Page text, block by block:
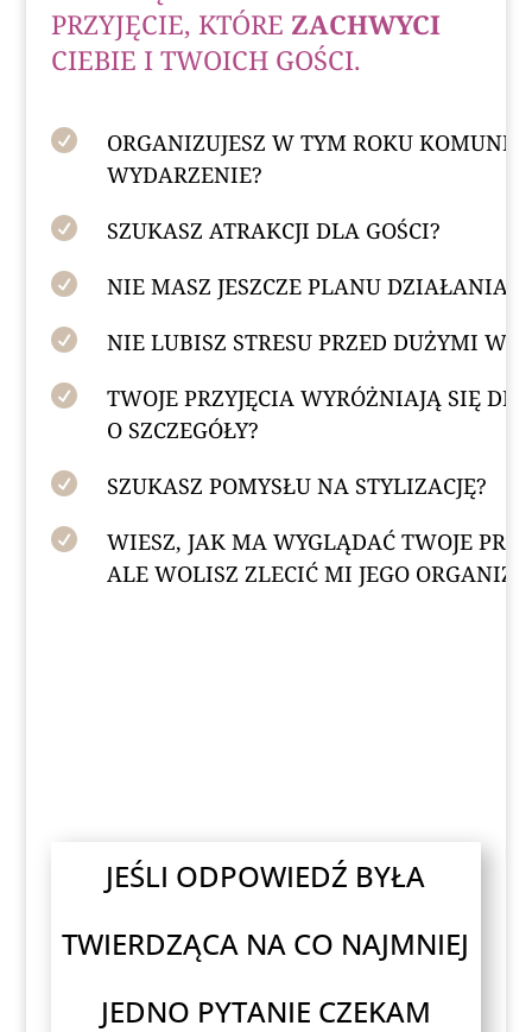
PRZYJĘCIE, KTÓRE ZACHWYCI
CIEBIE I TWOICH GOŚCI.

ORGANIZUJESZ W TYM ROKU
WYDARZENIE?
 SZUKASZ ATRAKCJI DLA GOŚCI?
 NIE MASZ JESZCZE PLANU DZIAŁANIA?
 NIE LUBISZ STRESU PRZED DUŻYMI

TWOJE PRZYJĘCIA WYRÓŻNIAJĄ SIĘ
O SZCZEGÓŁY?
 SZUKASZ POMYSŁU NA STYLIZACJĘ?

WIESZ, JAK MA WYGLĄDAĆ TWOJE
ALE WOLISZ ZLECIĆ MI JEGO
JEŚLI ODPOWIEDŹ BYŁA
TWIERDZĄCA NA CO NAJMNIEJ
JEDNO PYTANIE CZEKAM